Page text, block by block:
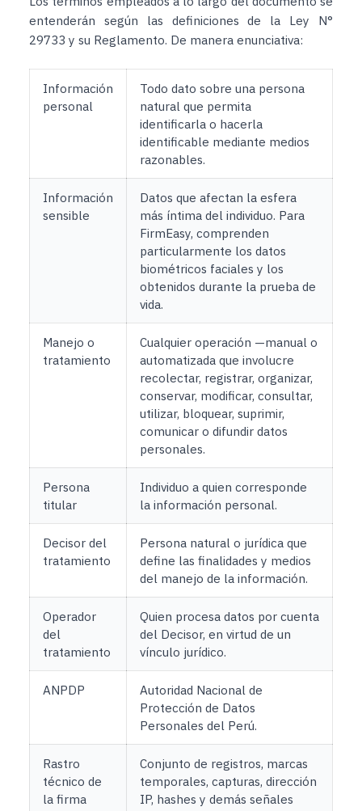
entenderán según las definiciones de la Ley N°
29733 y su Reglamento. De manera enunciativa:
Información
personal
Todo dato sobre una persona
natural que permita
identificarla o hacerla
identificable mediante medios
razonables.
Información
sensible
Datos que afectan la esfera
más íntima del individuo. Para
FirmEasy, comprenden
particularmente los datos
biométricos faciales y los
obtenidos durante la prueba de
vida.
Manejo o
tratamiento
Cualquier operación —manual o
automatizada que involucre
recolectar, registrar, organizar,
conservar, modificar, consultar,
utilizar, bloquear, suprimir,
comunicar o difundir datos
personales.
Persona
titular
Individuo a quien corresponde
la información personal.
Decisor del
tratamiento
Persona natural o jurídica que
define las finalidades y medios
del manejo de la información.
Operador
del
tratamiento
Quien procesa datos por cuenta
del Decisor, en virtud de un
vínculo jurídico.
ANPDP
Autoridad Nacional de
Protección de Datos
Personales del Perú.
Rastro
técnico de
la firma
Conjunto de registros, marcas
temporales, capturas, dirección
IP, hashes y demás señales